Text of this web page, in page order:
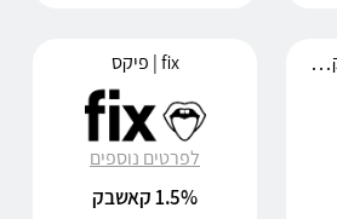
Victoria's Secret | ויקטוריה סיקרט fix | פיקס
לפרטים נוספים
1.5% קאשבק